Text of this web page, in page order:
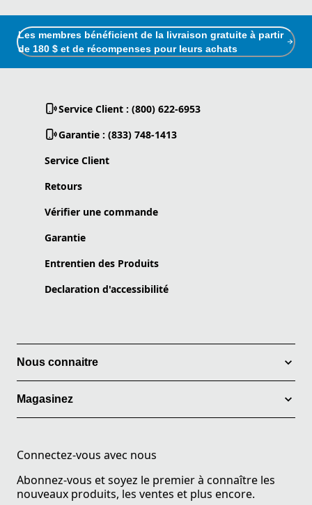
Les membres bénéficient de la livraison gratuite à partir
de 180 $ et de récompenses pour leurs achats
Service Client : (800) 622-6953
Garantie : (833) 748-1413
Service Client
Retours
Vérifier une commande
Garantie
Entrentien des Produits
Declaration d'accessibilité
Nous connaitre
Magasinez
Connectez-vous avec nous
Abonnez-vous et soyez le premier à connaître les
nouveaux produits, les ventes et plus encore.